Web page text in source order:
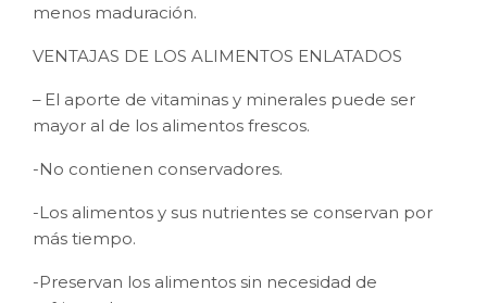
menos maduración.
VENTAJAS DE LOS ALIMENTOS ENLATADOS
– El aporte de vitaminas y minerales puede ser
mayor al de los alimentos frescos.
-No contienen conservadores.
-Los alimentos y sus nutrientes se conservan por
más tiempo.
-Preservan los alimentos sin necesidad de